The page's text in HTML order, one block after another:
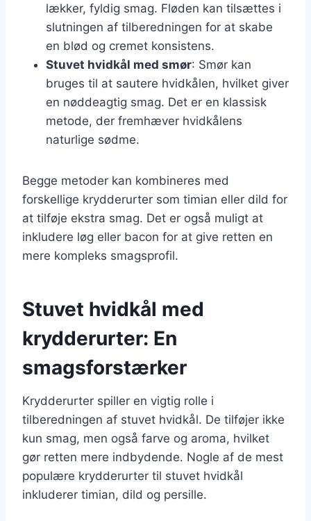
lækker, fyldig smag. Fløden kan tilsættes i
slutningen af tilberedningen for at skabe
en blød og cremet konsistens.
Stuvet hvidkål med smør: Smør kan
bruges til at sautere hvidkålen, hvilket giver
en nøddeagtig smag. Det er en klassisk
metode, der fremhæver hvidkålens
naturlige sødme.
Begge metoder kan kombineres med
forskellige krydderurter som timian eller dild for
at tilføje ekstra smag. Det er også muligt at
inkludere løg eller bacon for at give retten en
mere kompleks smagsprofil.
Stuvet hvidkål med
krydderurter: En
smagsforstærker
Krydderurter spiller en vigtig rolle i
tilberedningen af stuvet hvidkål. De tilføjer ikke
kun smag, men også farve og aroma, hvilket
gør retten mere indbydende. Nogle af de mest
populære krydderurter til stuvet hvidkål
inkluderer timian, dild og persille.